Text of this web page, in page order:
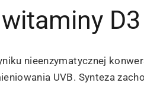
D3
nieenzymatycznej
UVB. Synteza